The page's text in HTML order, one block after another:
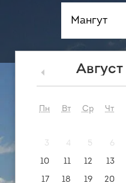
Август
Пн Вт Ср Чт
3
4 5 6
10
11 12 13
17
18 19 20